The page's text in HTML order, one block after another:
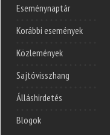
Eseménynaptár
Korábbi események
Közlemények
Sajtóvisszhang
Álláshirdetés
Blogok